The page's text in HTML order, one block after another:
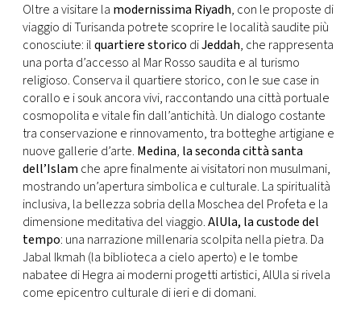
Oltre a visitare la modernissima Riyadh, con le proposte di
viaggio di Turisanda potrete scoprire le località saudite più
conosciute: ilquartiere storico diJeddah, che rappresenta
una porta d’accesso al Mar Rosso saudita e al turismo
religioso. Conserva il quartiere storico, con le sue case in
corallo e i souk ancora vivi, raccontando una città portuale
cosmopolita e vitale fin dall’antichità. Un dialogo costante
tra conservazione e rinnovamento, tra botteghe artigiane e
nuove gallerie d’arte. Medina, la seconda città santa
dell’Islam che apre finalmente ai visitatori non musulmani,
mostrando un’apertura simbolica e culturale. La spiritualità
inclusiva, la bellezza sobria della Moschea del Profeta e la
dimensione meditativa del viaggio.AlUla, la custode del
tempo: una narrazione millenaria scolpita nella pietra. Da
Jabal Ikmah (la biblioteca a cielo aperto) e le tombe
nabatee di Hegra ai moderni progetti artistici, AlUla si rivela
come epicentro culturale di ieri e di domani.